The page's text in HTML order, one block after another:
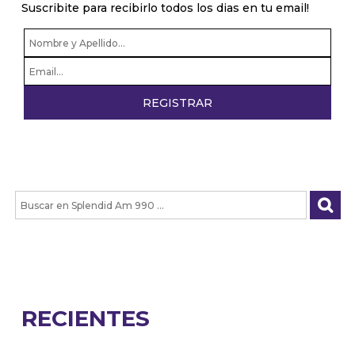
Suscribite para recibirlo todos los dias en tu email!
RECIENTES